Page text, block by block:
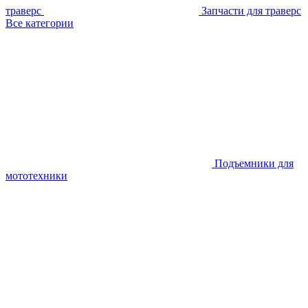
траверс
Запчасти для траверс
Все категории
Подъемники для
мототехники